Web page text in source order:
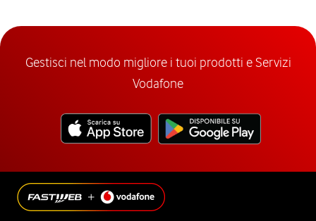
Gestisci nel modo migliore i tuoi prodotti e Servizi
Vodafone